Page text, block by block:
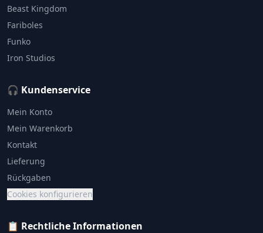
Beast Kingdom
Fariboles
Funko
Iron Studios
🎧 Kundenservice
Mein Konto
Mein Warenkorb
Kontakt
Lieferung
Rückgaben
Cookies konfigurieren
📋 Rechtliche Informationen